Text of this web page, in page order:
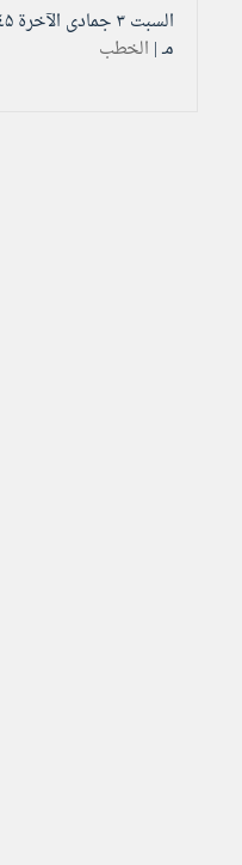
مـ | الخطب